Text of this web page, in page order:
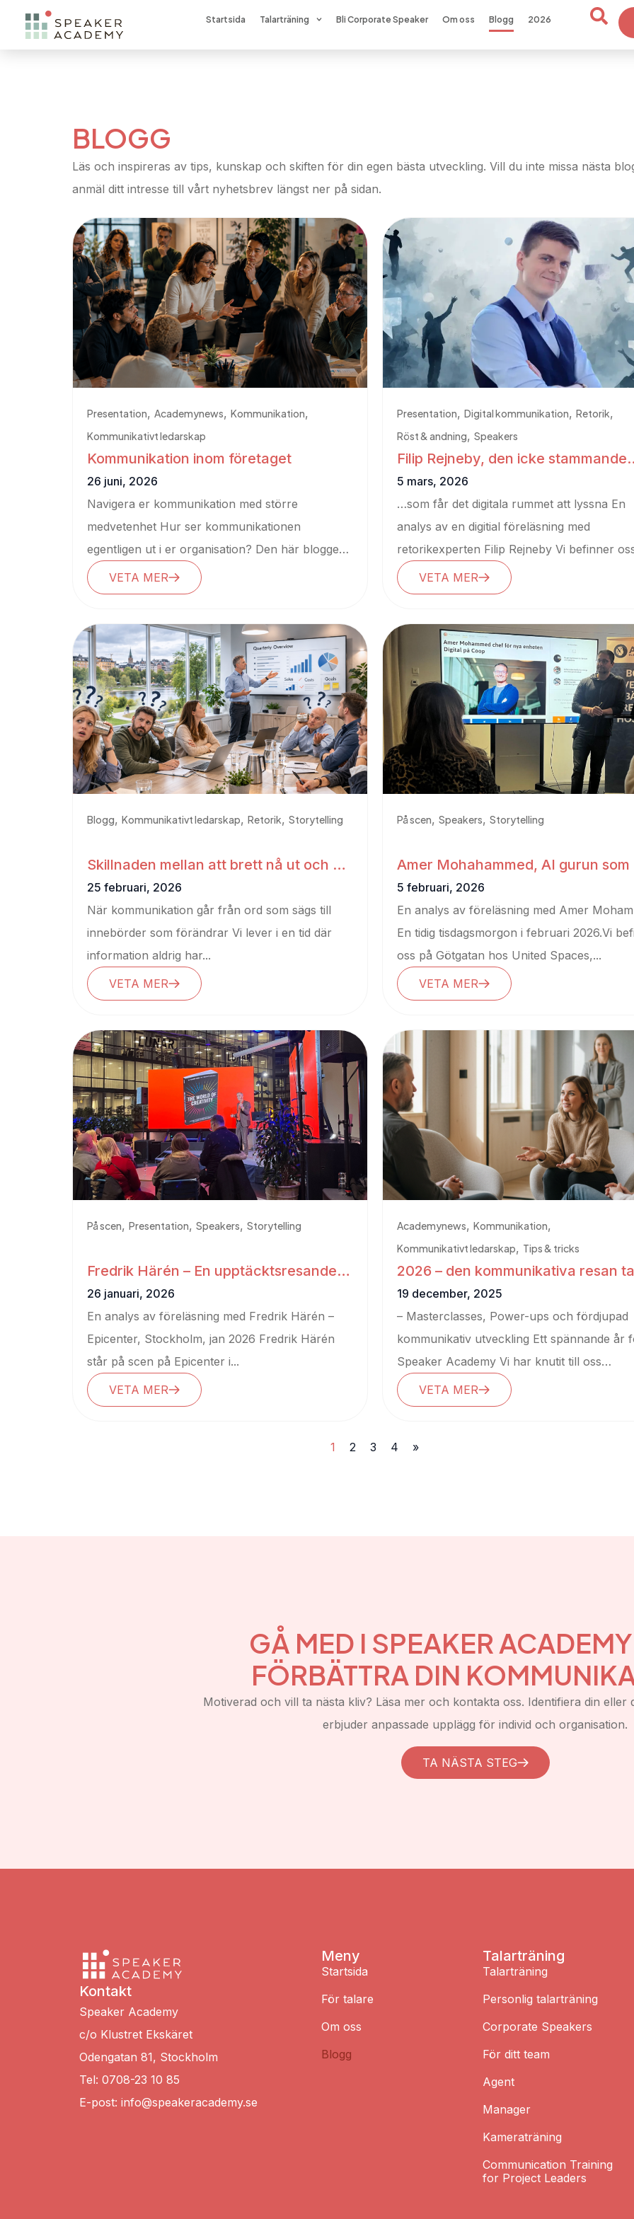
Startsida Talarträning Bli Corporate Speaker Om oss Blogg 2026
BLOGG
Läs och inspireras av tips, kunskap och skiften för din egen bästa utveckling. Vill du inte missa nästa
anmäl ditt intresse till vårt nyhetsbrev längst ner på sidan.
Presentation, Academynews, Kommunikation,
Kommunikativt ledarskap
Kommunikation inom företaget
26 juni, 2026
Navigera er kommunikation med större
medvetenhet Hur ser kommunikationen
egentligen ut i er organisation? Den här bloggen
hjälper dig att...
VETA MER
Presentation, Digital kommunikation, Retorik,
Röst & andning, Speakers
Filip Rejneby, den icke stammande
retorikern…
5 mars, 2026
…som får det digitala rummet att lyssna En
analys av en digitial föreläsning med
retorikexperten Filip Rejneby Vi befinner
VETA MER
Blogg, Kommunikativt ledarskap, Retorik, Storytelling
Skillnaden mellan att brett nå ut och att
effektivt nå in
25 februari, 2026
När kommunikation går från ord som sägs till
innebörder som förändrar Vi lever i en tid där
information aldrig har...
VETA MER
På scen, Speakers, Storytelling
Amer Mohahammed, AI gurun som
före med att förutse
5 februari, 2026
En analys av föreläsning med Amer
En tidig tisdagsmorgon i februari 2026.Vi
oss på Götgatan hos United Spaces,...
VETA MER
På scen, Presentation, Speakers, Storytelling
Fredrik Härén – En upptäcktsresande i
kreativitet
26 januari, 2026
En analys av föreläsning med Fredrik Härén –
Epicenter, Stockholm, jan 2026 Fredrik Härén
står på scen på Epicenter i...
VETA MER
Academynews, Kommunikation,
Kommunikativt ledarskap, Tips & tricks
2026 – den kommunikativa resan
nya språng
19 december, 2025
– Masterclasses, Power-ups och fördjupad
kommunikativ utveckling Ett spännande år
Speaker Academy Vi har knutit till oss
samarbeten, nyligen...
VETA MER
1 2 3 4 »
GÅ MED I SPEAKER
FÖRBÄTTRA DIN
Motiverad och vill ta nästa kliv? Läsa mer och kontakta oss. Identifiera din eller
erbjuder anpassade upplägg för individ och organisation.
TA NÄSTA STEG
Kontakt
Speaker Academy
c/o Klustret Ekskäret
Odengatan 81, Stockholm
Tel: 0708-23 10 85
E-post: info@speakeracademy.se
Meny
Startsida
För talare
Om oss
Blogg
Talarträning
Talarträning
Personlig talarträning
Corporate Speakers
För ditt team
Agent
Manager
Kameraträning
Communication Training
for Project Leaders